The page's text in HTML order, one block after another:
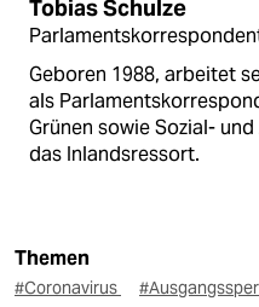
Tobias Schulze
Geboren 1988, arbeitet
als
Grünen sowie Sozial-
das Inlandsressort.
Themen
#Coronavirus